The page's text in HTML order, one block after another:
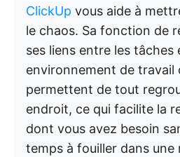
ClickUp vous aide à
le chaos. Sa fonction de
ses liens entre les tâches
environnement de travail
permettent de tout
endroit, ce qui facilite la
dont vous avez besoin
temps à fouiller dans une